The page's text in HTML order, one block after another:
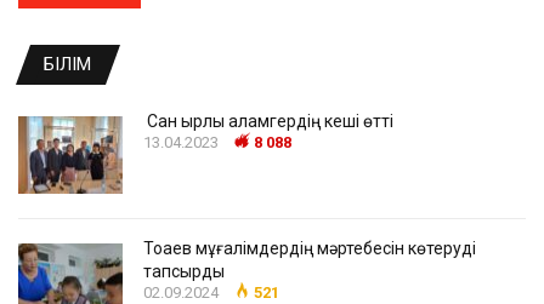
БІЛІМ
Сан қырлы қаламгердің кеші өтті
13.04.2023 8 088
Тоқаев мұғалімдердің мәртебесін көтеруді
тапсырды
02.09.2024 521